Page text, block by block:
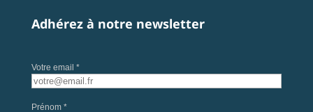
Adhérez à notre newsletter
Votre email *
Prénom *